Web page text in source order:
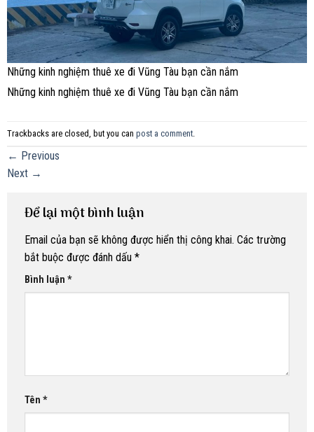
Những kinh nghiệm thuê xe đi Vũng Tàu bạn cần nắm
Những kinh nghiệm thuê xe đi Vũng Tàu bạn cần nắm
Trackbacks are closed, but you can post a comment
← Previous
Next →
Để lại một bình luận
Email của bạn sẽ không được hiển thị công khai. Các trường
bắt buộc được đánh dấu *
Bình luận *
Tên *